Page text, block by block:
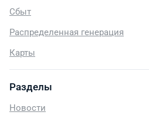
Сбыт
Распределенная генерация
Карты
Разделы
Новости